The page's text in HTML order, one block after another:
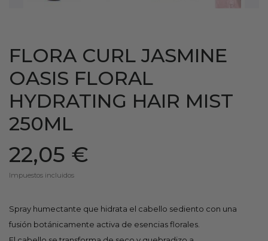
FLORA CURL JASMINE
OASIS FLORAL
HYDRATING HAIR MIST
250ML
22,05 €
Impuestos incluidos
Spray humectante que hidrata el cabello sediento con una
fusión botánicamente activa de esencias florales.